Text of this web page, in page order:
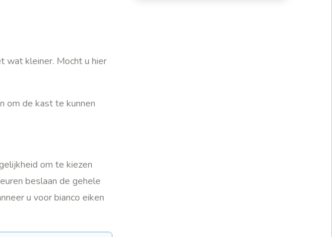
wat kleiner. Mocht u hier
om de kast te kunnen
om te kiezen
beslaan de gehele
u voor bianco eiken